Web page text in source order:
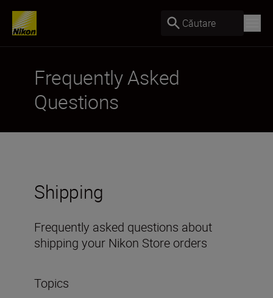
Căutare
Frequently Asked
Questions
Topics
Shipping
Frequently asked questions about
shipping your Nikon Store orders